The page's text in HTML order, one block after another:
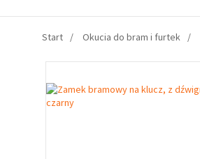
Start Okucia do bram i furtek